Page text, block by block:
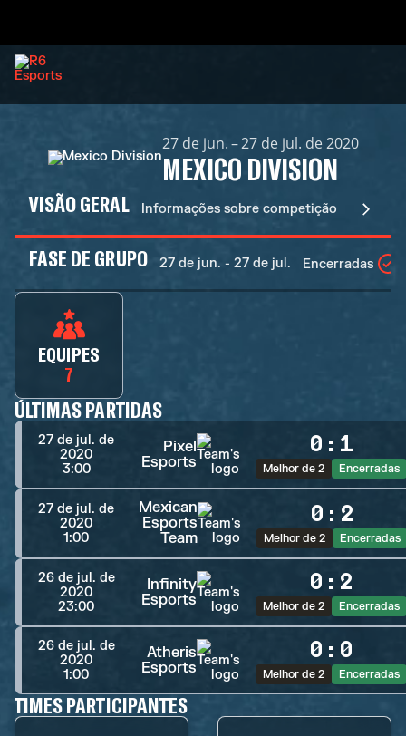
27 de jun. – 27 de jul. de 2020
MEXICO DIVISION
VISÃO GERAL Informações sobre competição
FASE DE GRUPO 27 de jun. - 27 de jul. Encerradas
EQUIPES
7
ÚLTIMAS PARTIDAS
27 de jul. de
2020
3:00
Pixel
Esports
0 : 1
Melhor de 2 Encerradas
27 de jul. de
2020
1:00
Mexican
Esports
Team
0 : 2
Melhor de 2 Encerradas
26 de jul. de
2020
23:00
Infinity
Esports
0 : 2
Melhor de 2 Encerradas
26 de jul. de
2020
1:00
Atheris
Esports
0 : 0
Melhor de 2 Encerradas
TIMES PARTICIPANTES